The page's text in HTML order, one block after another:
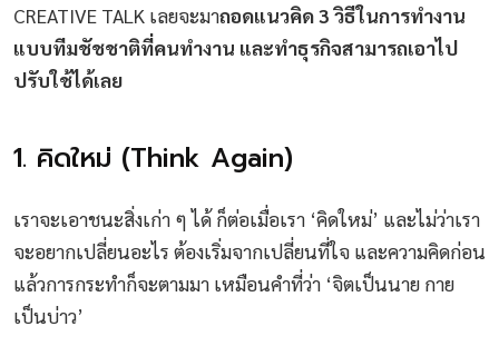
CREATIVE TALK เลยจะมาถอดแนวคิด 3 วิธีในการทำงาน
แบบทีมชัชชาติที่คนทำงาน และทำธุรกิจสามารถเอาไป
ปรับใช้ได้เลย
1. คิดใหม่ (Think Again)
เราจะเอาชนะสิ่งเก่า ๆ ได้ ก็ต่อเมื่อเรา ‘คิดใหม่’ และไม่ว่าเรา
จะอยากเปลี่ยนอะไร ต้องเริ่มจากเปลี่ยนที่ใจ และความคิดก่อน
แล้วการกระทำก็จะตามมา เหมือนคำที่ว่า ‘จิตเป็นนาย กาย
เป็นบ่าว’